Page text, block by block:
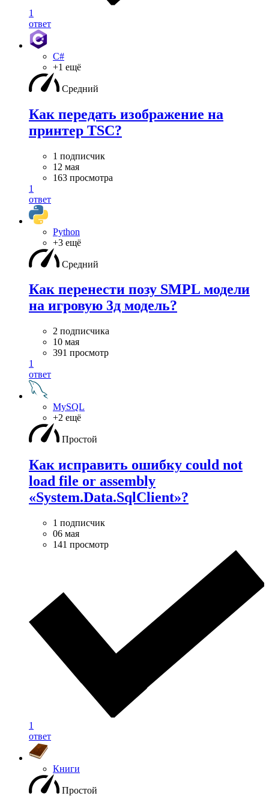
1
ответ
C#
+1 ещё
Средний
Как передать изображение на
принтер TSC?
1 подписчик
12 мая
163 просмотра
1
ответ
Python
+3 ещё
Средний
Как перенести позу SMPL модели
на игровую 3д модель?
2 подписчика
10 мая
391 просмотр
1
ответ
MySQL
+2 ещё
Простой
Как исправить ошибку could not
load file or assembly
«System.Data.SqlClient»?
1 подписчик
06 мая
141 просмотр
1
ответ
Книги
Простой